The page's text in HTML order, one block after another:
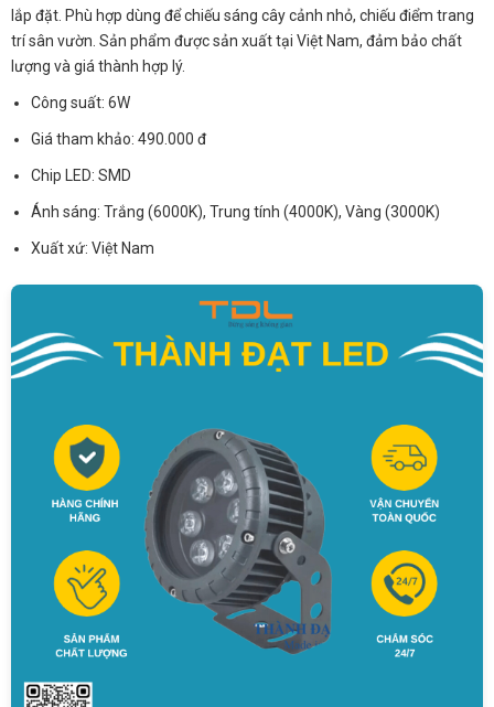
lắp đặt. Phù hợp dùng để chiếu sáng cây cảnh nhỏ, chiếu điểm trang
trí sân vườn. Sản phẩm được sản xuất tại Việt Nam, đảm bảo chất
lượng và giá thành hợp lý.
Công suất: 6W
Giá tham khảo: 490.000 đ
Chip LED: SMD
Ánh sáng: Trắng (6000K), Trung tính (4000K), Vàng (3000K)
Xuất xứ: Việt Nam